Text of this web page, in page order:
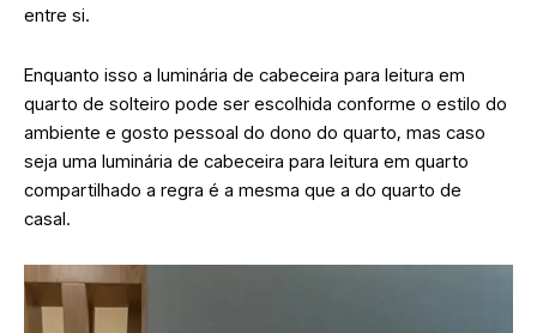
entre si.
Enquanto isso a luminária de cabeceira para leitura em
quarto de solteiro pode ser escolhida conforme o estilo do
ambiente e gosto pessoal do dono do quarto, mas caso
seja uma luminária de cabeceira para leitura em quarto
compartilhado a regra é a mesma que a do quarto de
casal.